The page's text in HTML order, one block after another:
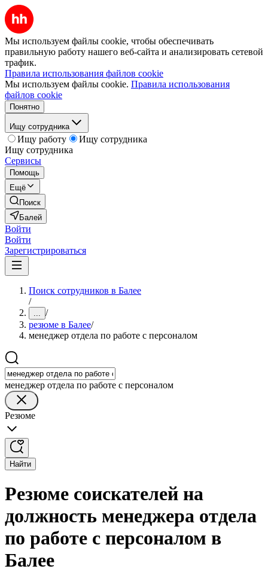
Мы используем файлы cookie, чтобы обеспечивать
правильную работу нашего веб-сайта и анализировать сетевой
трафик.
Правила использования файлов cookie
Мы используем файлы cookie. Правила использования
файлов cookie
Понятно
Ищу сотрудника
Ищу работу
Ищу сотрудника
Ищу сотрудника
Сервисы
Помощь
Ещё
Поиск
Балей
Войти
Войти
Зарегистрироваться
Поиск сотрудников в Балее
/
... /
резюме в Балее/
менеджер отдела по работе с персоналом
менеджер отдела по работе с персоналом
Резюме
Найти
Резюме соискателей на
должность менеджера отдела
по работе с персоналом в
Балее